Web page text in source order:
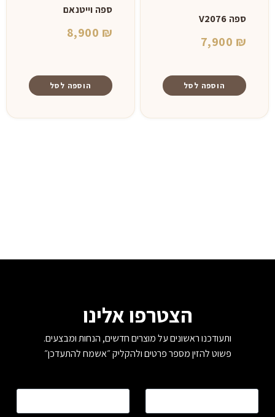
ספה V2076
7,900 ₪
הוספה לסל
ספה וייטנאם
8,900 ₪
הוספה לסל
הצטרפו אלינו
ותעודכנו ראשונים על מוצרים חדשים, הנחות ומבצעים.
פשוט להזין מספר פרטים ולהקליק ״אשמח להתעדכן״